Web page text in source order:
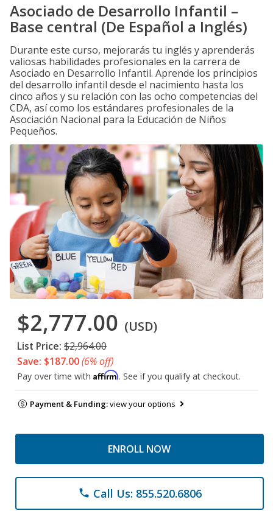
Asociado de Desarrollo Infantil –
Base central (De Español a Inglés)
Durante este curso, mejorarás tu inglés y aprenderás
valiosas habilidades profesionales en la carrera de
Asociado en Desarrollo Infantil. Aprende los principios
del desarrollo infantil desde el nacimiento hasta los
cinco años y su relación con las ocho competencias del
CDA, así como los estándares profesionales de la
Asociación Nacional para la Educación de Niños
Pequeños.
$2,777.00 (USD)
List Price: $2,964.00
Save: $187.00(6% off)
Pay over time with Affirm. See if you qualify at checkout.
Payment & Funding:view your options
ENROLL NOW
phone Call Us: 855.520.6806